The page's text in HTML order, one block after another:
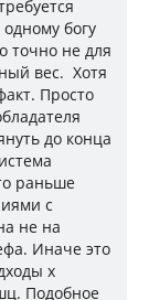
богу
точно не для
вес. Хотя
Просто
до конца
раньше
с
не на
Иначе это
х
Подобное